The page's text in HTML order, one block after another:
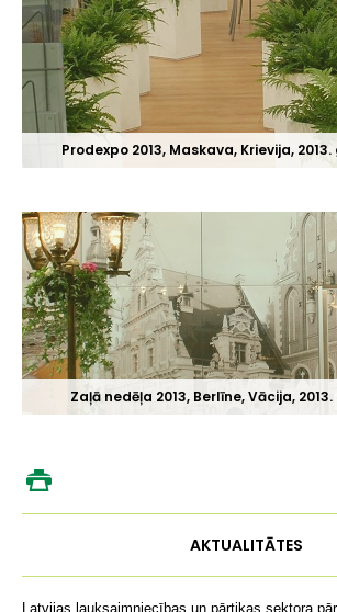
Prodexpo 2013, Maskava, Krievija,
Zaļā nedēļa 2013, Berlīne, Vācija,
AKTUALITĀTES
Latvijas lauksaimniecības un pārtikas sektora